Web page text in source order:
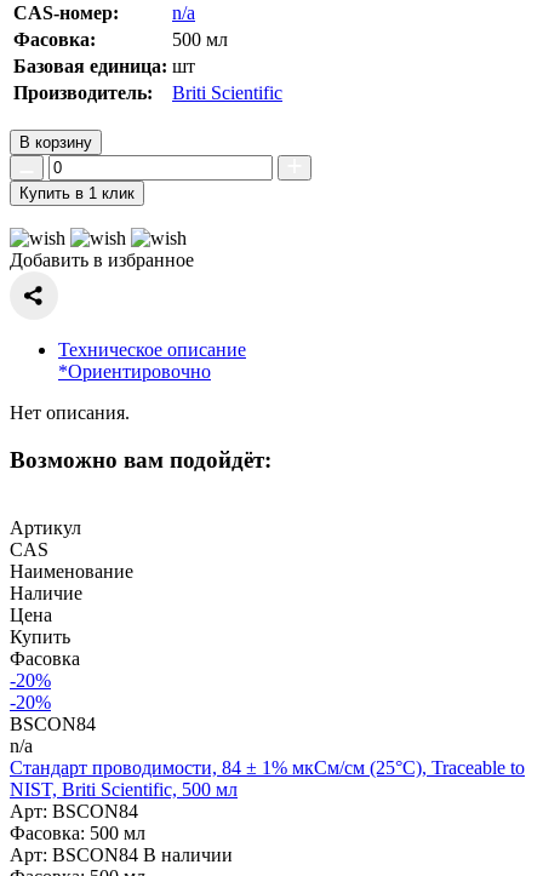
CAS-номер:
n/a
Фасовка:
500 мл
Базовая единица: шт
Производитель:
Briti Scientific
В корзину
Купить в 1 клик
Добавить в избранное
Техническое описание
*Ориентировочно
Нет описания.
Возможно вам подойдёт:
Артикул
CAS
Наименование
Наличие
Цена
Купить
Фасовка
-20%
-20%
BSCON84
n/a
Стандарт проводимости, 84 ± 1% мкСм/см (25°C), Traceable to
NIST, Briti Scientific, 500 мл
Арт: BSCON84
Фасовка: 500 мл
Арт: BSCON84 В наличии